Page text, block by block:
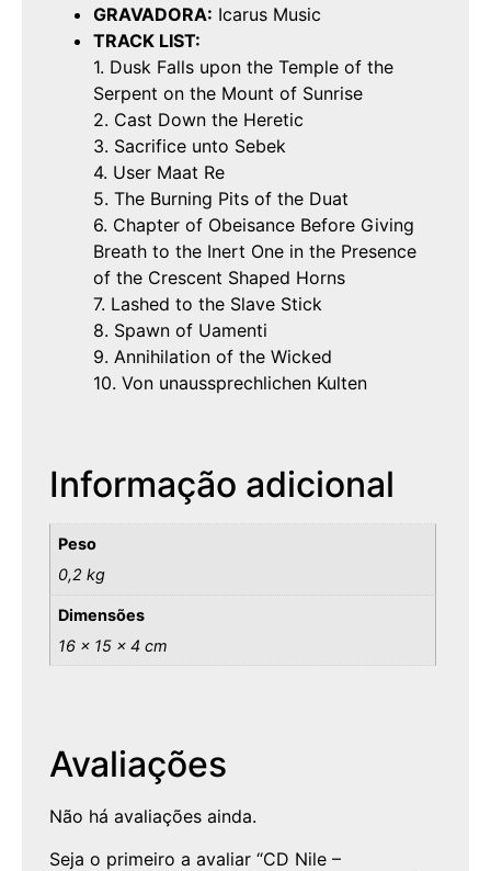
GRAVADORA: Icarus Music
TRACK LIST:
1. Dusk Falls upon the Temple of the
Serpent on the Mount of Sunrise
2. Cast Down the Heretic
3. Sacrifice unto Sebek
4. User Maat Re
5. The Burning Pits of the Duat
6. Chapter of Obeisance Before Giving
Breath to the Inert One in the Presence
of the Crescent Shaped Horns
7. Lashed to the Slave Stick
8. Spawn of Uamenti
9. Annihilation of the Wicked
10. Von unaussprechlichen Kulten
Informação adicional
Peso
0,2 kg
Dimensões
16 × 15 × 4 cm
Avaliações
Não há avaliações ainda.
Seja o primeiro a avaliar “CD Nile –